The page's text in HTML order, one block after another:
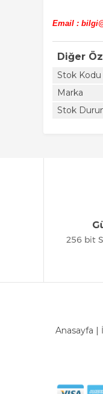
Email :
Diğer
Stok Kodu
Marka
Stok
Anasayfa |